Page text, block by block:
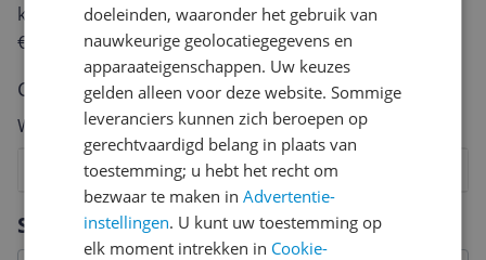
Specificaties
keuze te maken én maak je iedere maand kans op
€250,-!
Klik hier voor de actievoorwaarden.
Cijfer
Welk cijfer geef jij dit product?
7
6
5
4
3
2
doeleinden, waaronder het gebruik van
nauwkeurige geolocatiegegevens en
apparaateigenschappen. Uw keuzes
gelden alleen voor deze website. Sommige
leveranciers kunnen zich beroepen op
gerechtvaardigd belang in plaats van
toestemming; u hebt het recht om
bezwaar te maken inAdvertentie-
instellingen. U kunt uw toestemming op
elk moment intrekken in Cookie-